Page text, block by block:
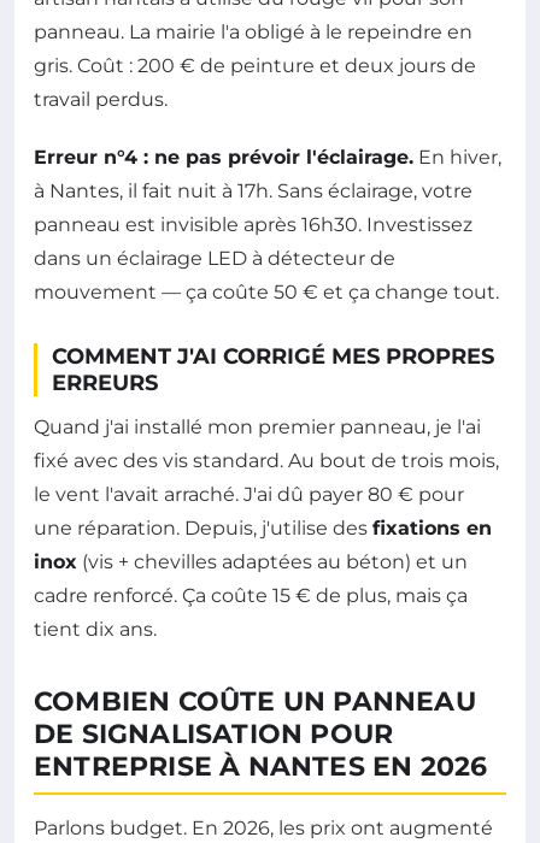
panneau. La mairie l'a obligé à le repeindre en
gris. Coût : 200 € de peinture et deux jours de
travail perdus.
Erreur n°4 : ne pas prévoir l'éclairage. En hiver,
à Nantes, il fait nuit à 17h. Sans éclairage, votre
panneau est invisible après 16h30. Investissez
dans un éclairage LED à détecteur de
mouvement — ça coûte 50 € et ça change tout.
COMMENT J'AI CORRIGÉ MES PROPRES
ERREURS
Quand j'ai installé mon premier panneau, je l'ai
fixé avec des vis standard. Au bout de trois mois,
le vent l'avait arraché. J'ai dû payer 80 € pour
une réparation. Depuis, j'utilise des fixations en
inox (vis + chevilles adaptées au béton) et un
cadre renforcé. Ça coûte 15 € de plus, mais ça
tient dix ans.
COMBIEN COÛTE UN PANNEAU
DE SIGNALISATION POUR
ENTREPRISE À NANTES EN 2026
Parlons budget. En 2026, les prix ont augmenté